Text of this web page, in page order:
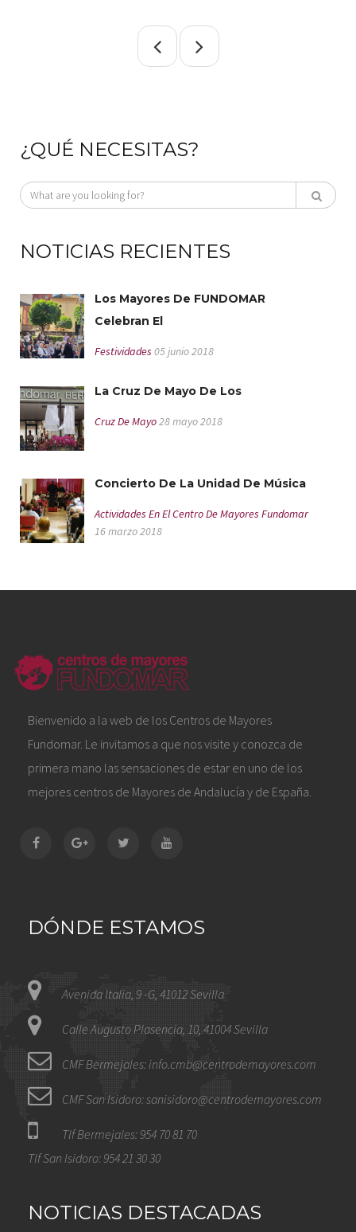
¿QUÉ NECESITAS?
NOTICIAS RECIENTES
Los Mayores De FUNDOMAR
Celebran El
Festividades 05 junio 2018
La Cruz De Mayo De Los
Cruz De Mayo28 mayo 2018
Concierto De La Unidad De Música
Actividades En El Centro De Mayores Fundomar
16 marzo 2018
Bienvenido a la web de los Centros de Mayores
Fundomar. Le invitamos a que nos visite y conozca de
primera mano las sensaciones de estar en uno de los
mejores centros de Mayores de Andalucía y de España.
DÓNDE ESTAMOS
Avenida Italia, 9 -G, 41012 Sevilla
Calle Augusto Plasencia, 10, 41004 Sevilla
CMF Bermejales: info.cmb@centrodemayores.com
CMF San Isidoro: sanisidoro@centrodemayores.com
Tlf Bermejales: 954 70 81 70
Tlf San Isidoro: 954 21 30 30
NOTICIAS DESTACADAS